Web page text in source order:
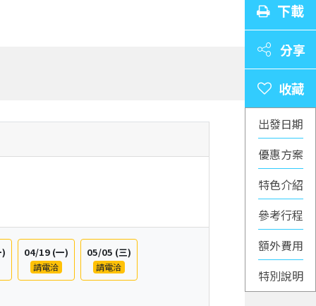
下載
分享
優惠方案
特色介紹
出發日期
04/19 (一)
請電洽
05/05 (三)
請電洽